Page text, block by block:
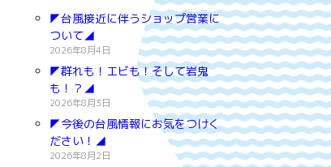
◤台風接近に伴うショップ営業に
ついて◢
2026年8月4日
◤群れも！エビも！そして岩鬼
も！？◢
2026年8月3日
◤今後の台風情報にお気をつけく
ださい！◢
2026年8月2日